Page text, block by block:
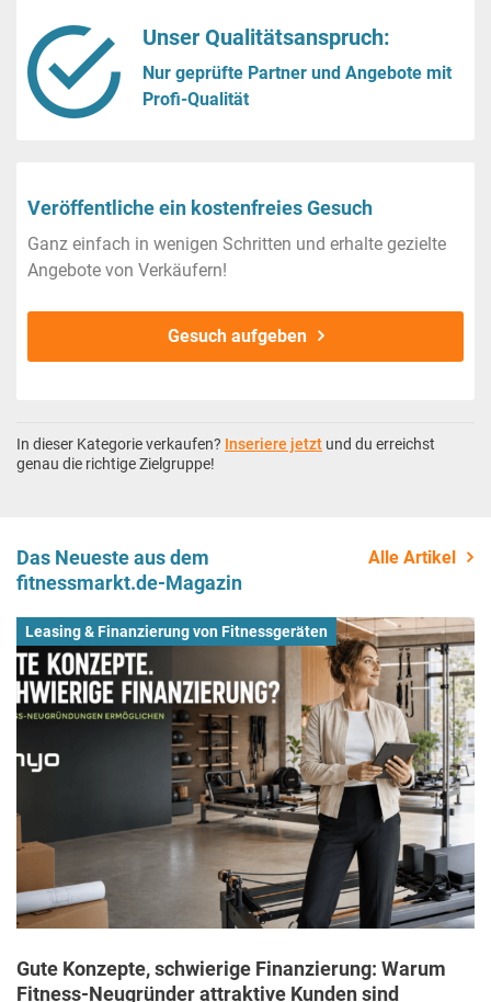
Unser Qualitätsanspruch:
Nur geprüfte Partner und Angebote mit
Profi-Qualität
Veröffentliche ein kostenfreies Gesuch
Ganz einfach in wenigen Schritten und erhalte gezielte
Angebote von Verkäufern!
Gesuch aufgeben
In dieser Kategorie verkaufen? Inseriere jetzt und du erreichst
genau die richtige Zielgruppe!
Das Neueste aus dem
fitnessmarkt.de-Magazin
Alle Artikel
Leasing & Finanzierung von Fitnessgeräten
Gute Konzepte, schwierige Finanzierung: Warum
Fitness-Neugründer attraktive Kunden sind